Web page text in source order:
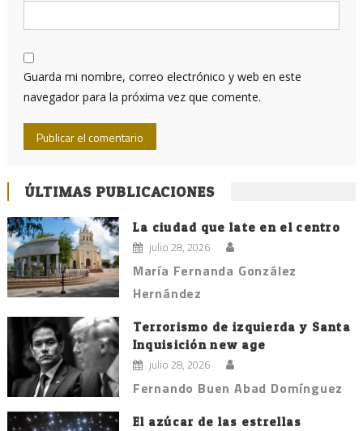
Guarda mi nombre, correo electrónico y web en este
navegador para la próxima vez que comente.
ÚLTIMAS PUBLICACIONES
La ciudad que late en el centro
julio 28, 2026
María Fernanda González
Hernández
Terrorismo de izquierda y Santa
Inquisición new age
julio 28, 2026
Fernando Buen Abad Domínguez
El azúcar de las estrellas